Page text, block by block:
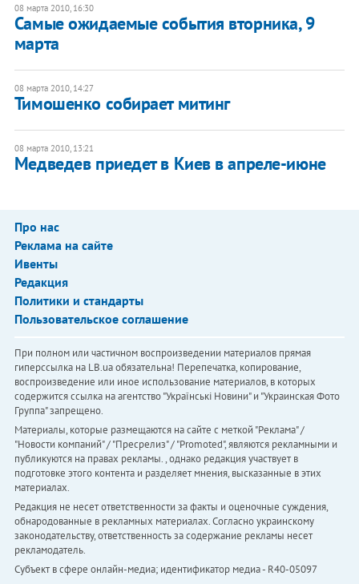
08 марта 2010, 16:30
Самые ожидаемые события вторника, 9
марта
08 марта 2010, 14:27
Тимошенко собирает митинг
08 марта 2010, 13:21
Медведев приедет в Киев в апреле-июне
Про нас
Реклама на сайте
Ивенты
Редакция
Политики и стандарты
Пользовательское соглашение
При полном или частичном воспроизведении материалов прямая
гиперссылка на LB.ua обязательна! Перепечатка, копирование,
воспроизведение или иное использование материалов, в которых
содержится ссылка на агентство "Українськi Новини" и "Украинская Фото
Группа" запрещено.
Материалы, которые размещаются на сайте с меткой "Реклама" /
"Новости компаний" / "Пресрелиз" / "Promoted", являются рекламными и
публикуются на правах рекламы. , однако редакция участвует в
подготовке этого контента и разделяет мнения, высказанные в этих
материалах.
Редакция не несет ответственности за факты и оценочные суждения,
обнародованные в рекламных материалах. Согласно украинскому
законодательству, ответственность за содержание рекламы несет
рекламодатель.
Субъект в сфере онлайн-медиа; идентификатор медиа - R40-05097